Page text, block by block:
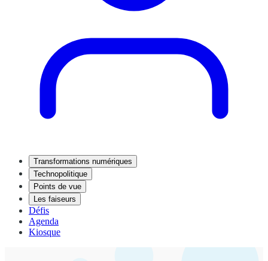
Transformations numériques
Technopolitique
Points de vue
Les faiseurs
Défis
Agenda
Kiosque